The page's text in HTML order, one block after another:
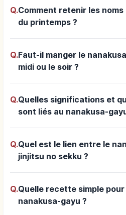
Q.Comment retenir les
du printemps ?
Q.Faut-il manger le
midi ou le soir ?
Q.Quelles significations et
sont liés au nanakusa-
Q.Quel est le lien entre le
jinjitsu no sekku ?
Q.Quelle recette simple
nanakusa-gayu ?